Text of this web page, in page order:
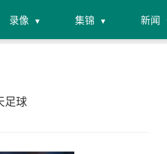
录像 集锦 新闻
足球